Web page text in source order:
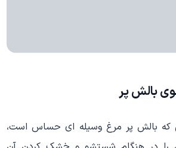
بالش پر
که بالش پر مرغ وسیله ای حساس است،